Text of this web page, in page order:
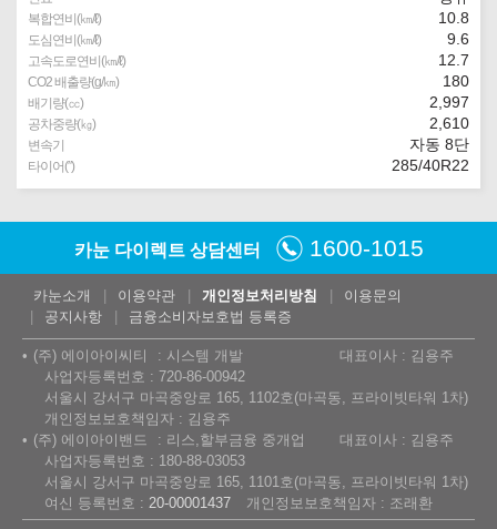
복합연비(㎞/ℓ) 10.8
도심연비(㎞/ℓ) 9.6
고속도로연비(㎞/ℓ) 12.7
CO2 배출량(g/㎞) 180
배기량(㏄) 2,997
공차중량(㎏) 2,610
변속기 자동 8단
타이어(″) 285/40R22
카눈 다이렉트 상담센터 1600-1015
카눈소개 이용약관 개인정보처리방침
이용문의
공지사항
금융소비자보호법 등록증
(주) 에이아이씨티 시스템 개발
대표이사 : 김용주
사업자등록번호 : 720-86-00942
서울시 강서구 마곡중앙로 165, 1102호(마곡동, 프라이빗타워 1차)
개인정보보호책임자 : 김용주
(주) 에이아이밴드
리스,할부금융 중개업
대표이사 : 김용주
사업자등록번호 : 180-88-03053
서울시 강서구 마곡중앙로 165, 1101호(마곡동, 프라이빗타워 1차)
여신 등록번호 : 20-00001437
개인정보보호책임자 : 조래환